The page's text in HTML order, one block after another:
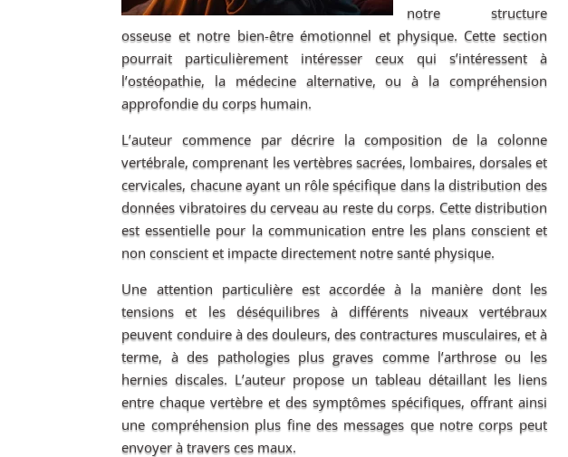
notre structure
osseuse et notre bien-être émotionnel et physique. Cette section
pourrait particulièrement intéresser ceux qui s’intéressent à
l’ostéopathie, la médecine alternative, ou à la compréhension
approfondie du corps humain.
L’auteur commence par décrire la composition de la colonne
vertébrale, comprenant les vertèbres sacrées, lombaires, dorsales et
cervicales, chacune ayant un rôle spécifique dans la distribution des
données vibratoires du cerveau au reste du corps. Cette distribution
est essentielle pour la communication entre les plans conscient et
non conscient et impacte directement notre santé physique.
Une attention particulière est accordée à la manière dont les
tensions et les déséquilibres à différents niveaux vertébraux
peuvent conduire à des douleurs, des contractures musculaires, et à
terme, à des pathologies plus graves comme l’arthrose ou les
hernies discales. L’auteur propose un tableau détaillant les liens
entre chaque vertèbre et des symptômes spécifiques, offrant ainsi
une compréhension plus fine des messages que notre corps peut
envoyer à travers ces maux.